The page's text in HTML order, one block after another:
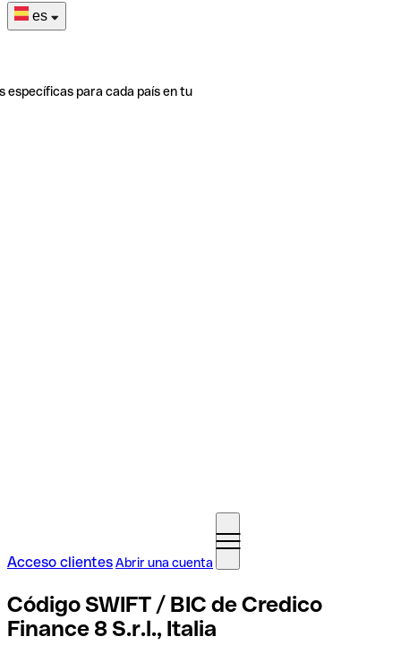
es
específicas para cada país en tu
Acceso clientesAbrir una cuenta
Código SWIFT / BIC de Credico
Finance 8 S.r.l., Italia